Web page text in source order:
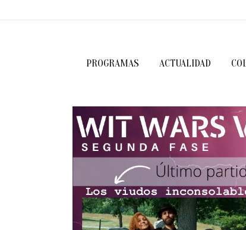
PROGRAMAS ACTUALIDAD